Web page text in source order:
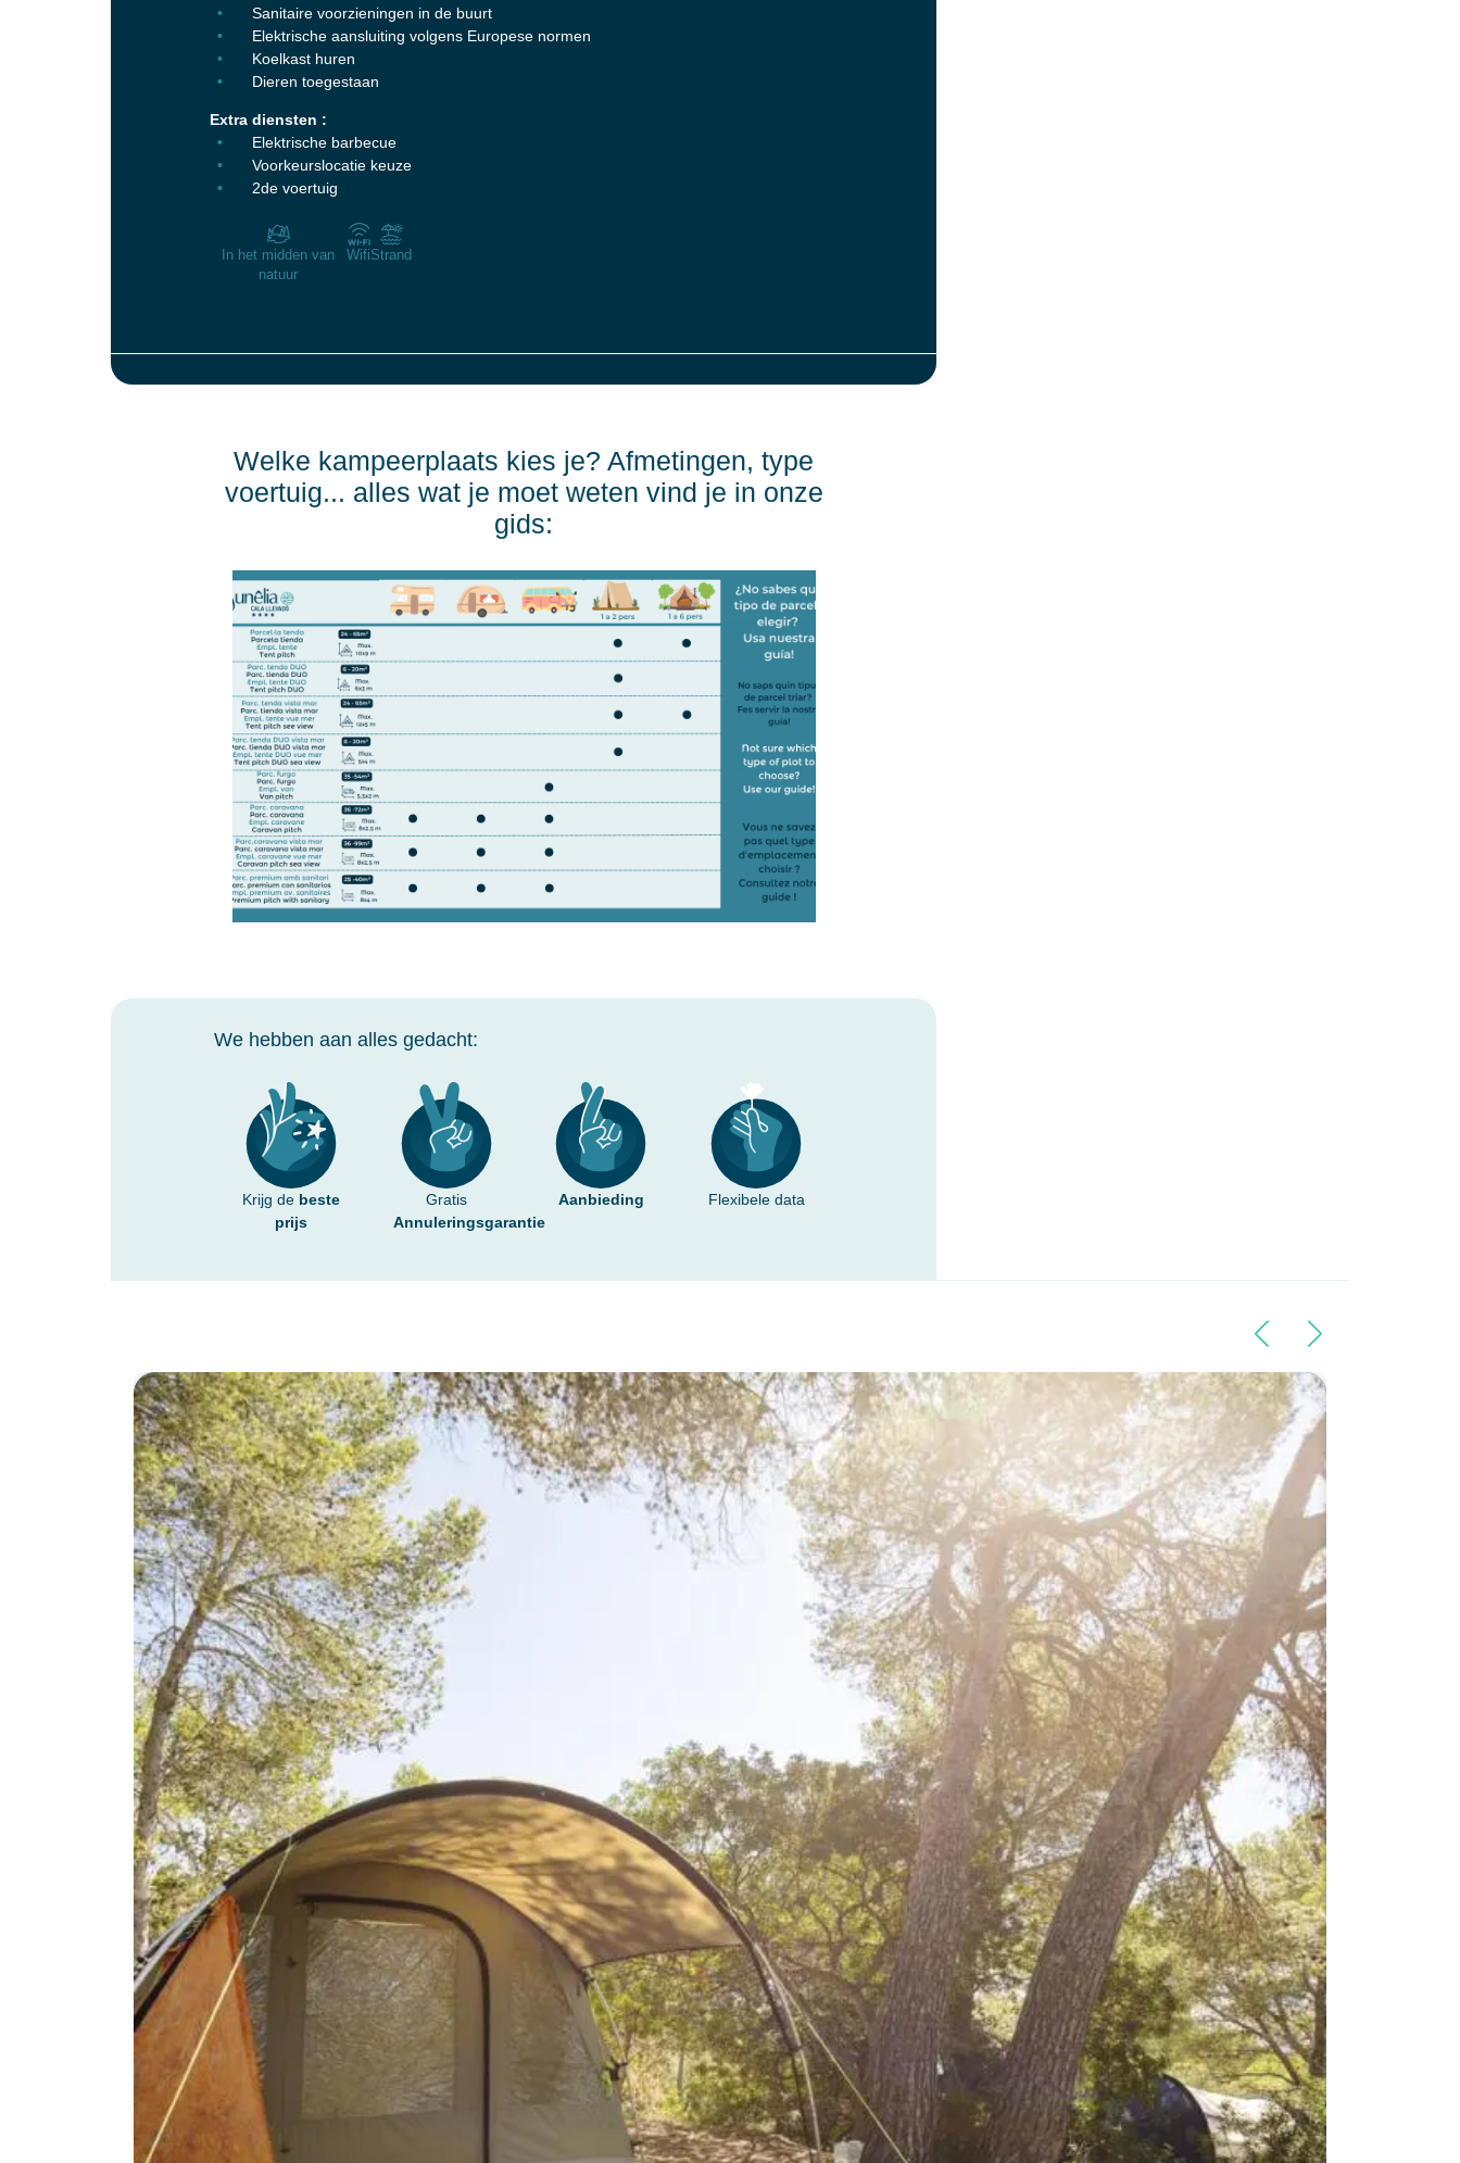
Sanitaire voorzieningen in de buurt
Elektrische aansluiting volgens Europese normen
Koelkast huren
Dieren toegestaan
Extra diensten :
Elektrische barbecue
Voorkeurslocatie keuze
2de voertuig
In het midden van
natuur
WifiStrand
Welke kampeerplaats kies je? Afmetingen, type
voertuig... alles wat je moet weten vind je in onze
gids:
We hebben aan alles gedacht:
Krijg de beste
prijs
Gratis
Annuleringsgarantie
Aanbieding Flexibele data